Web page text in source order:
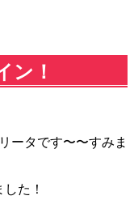
ン！
ータです〜〜すみま
た！